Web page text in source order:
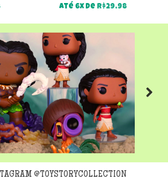
Até 6x de R$29,98
Next
@TOYSTORYCOLLECTION